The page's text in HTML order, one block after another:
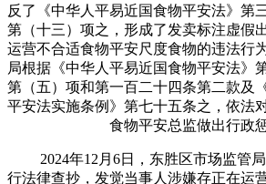
反了《中华人平易近国食物平安法》第
第（十三）项之，形成了发卖标注虚假
运营不合适食物平安尺度食物的违法行
局根据《中华人平易近国食物平安法》
第（五）项和第一百二十四条第二款及
平安法实施条例》第七十五条之，依法
食物平安总监做出行政惩
2024年12月6日，东胜区市场监管局
行法律查抄，发觉当事人涉嫌存正在运